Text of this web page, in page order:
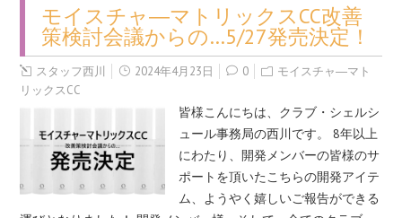
モイスチャ―マトリックスCC改善
策検討会議からの…5/27発売決定！
スタッフ西川 2024年4月23日 0
モイスチャ―マト
リックスCC
皆様こんにちは、クラブ・シェルシ
ュール事務局の西川です。 8年以上
にわたり、開発メンバーの皆様のサ
ポートを頂いたこちらの開発アイテ
ム、ようやく嬉しいご報告ができる